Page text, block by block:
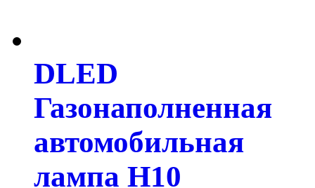
DLED
Газонаполненная
автомобильная
лампа H10